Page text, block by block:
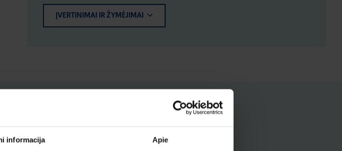
informacija Apie
ĮVERTINIMAI IR ŽYMĖJIMAI